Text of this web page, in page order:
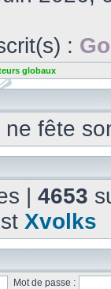
:
globaux
fête
| 4653
Xvolks
Mot de passe :